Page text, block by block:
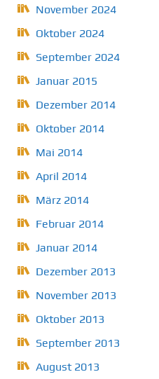
November 2024
Oktober 2024
September 2024
Januar 2015
Dezember 2014
Oktober 2014
Mai 2014
April 2014
März 2014
Februar 2014
Januar 2014
Dezember 2013
November 2013
Oktober 2013
September 2013
August 2013